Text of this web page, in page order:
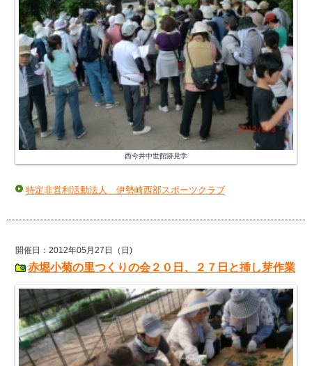
西今井中世館跡見学
特定非営利活動法人 伊勢崎西部スポーツクラブ
開催日：2012年05月27日（日)
赤堀小菊の里つくりの会２０日、２７日と挿し芽作業